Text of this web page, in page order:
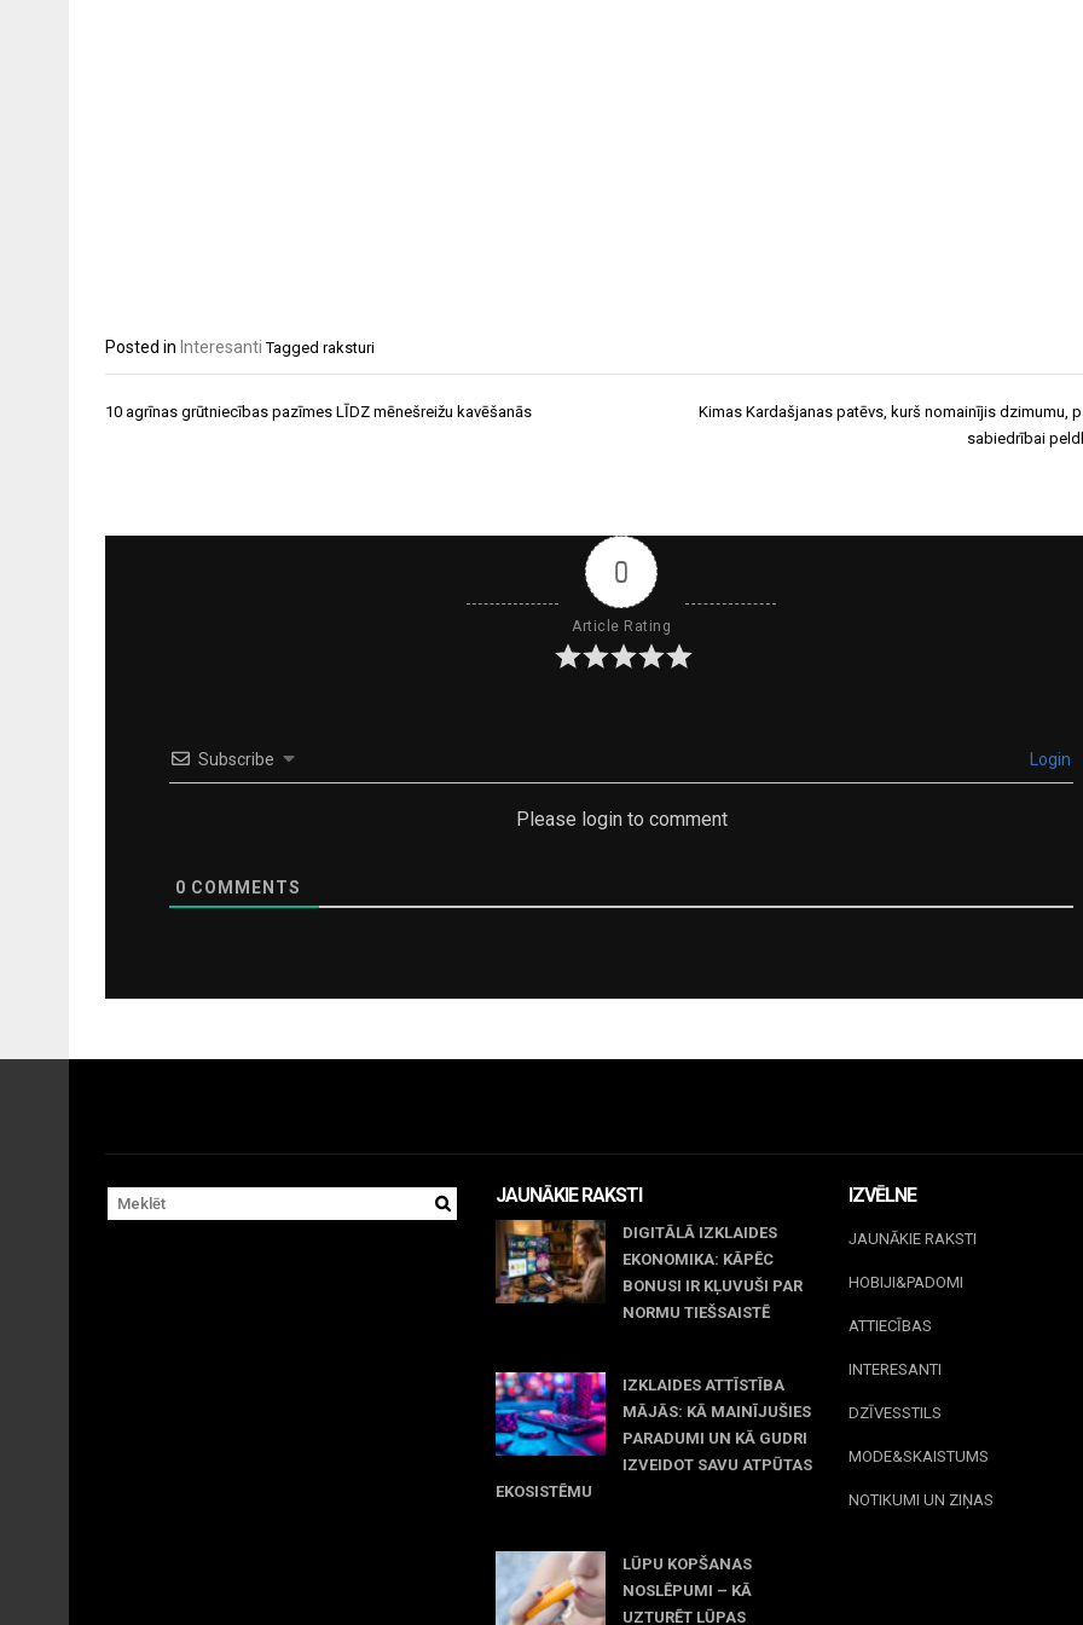
Posted in Interesanti Tagged raksturi
Ziņu
10 agrīnas grūtniecības pazīmes LĪDZ mēnešreižu kavēšanās
Kimas Kardašjanas patēvs, kurš nomainījis dzimumu,
sabiedrībai
0
Article Rating
Subscribe Login
Please login to comment
0 COMMENTS
JAUNĀKIE RAKSTI
DIGITĀLĀ IZKLAIDES
EKONOMIKA: KĀPĒC
BONUSI IR KĻUVUŠI PAR
NORMU TIEŠSAISTĒ
IZKLAIDES ATTĪSTĪBA
MĀJĀS: KĀ MAINĪJUŠIES
PARADUMI UN KĀ GUDRI
IZVEIDOT SAVU ATPŪTAS
EKOSISTĒMU
LŪPU KOPŠANAS
NOSLĒPUMI – KĀ
UZTURĒT LŪPAS
IZVĒLNE
JAUNĀKIE RAKSTI
HOBIJI&PADOMI
ATTIECĪBAS
INTERESANTI
DZĪVESSTILS
MODE&SKAISTUMS
NOTIKUMI UN ZIŅAS